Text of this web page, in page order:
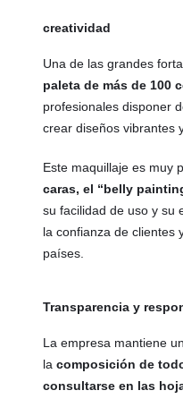
creatividad
Una de las grandes
paleta de más de 100
profesionales disponer
crear diseños vibrantes
Este maquillaje es muy
caras, el “belly
su facilidad de uso y su
la confianza de clientes
países.
Transparencia y
La empresa mantiene
la composición de
consultarse en las